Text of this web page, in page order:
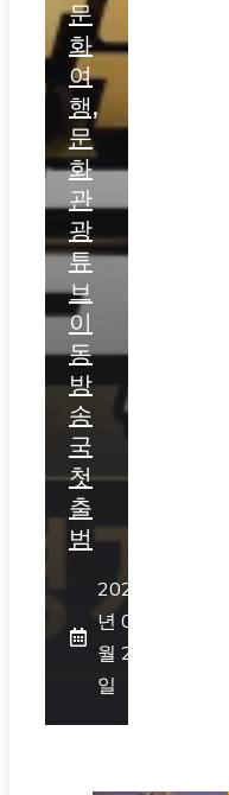
문
화
여
행,
문
화
관
광
튜
브
이
동
방
송
국
첫
출
범
2026
년 07
월 25
일